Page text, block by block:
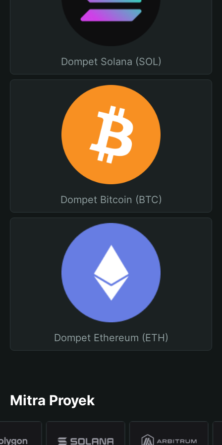
Dompet Solana (SOL)
Dompet Bitcoin (BTC)
Dompet Ethereum (ETH)
Mitra Proyek